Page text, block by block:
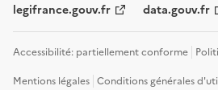
legifrance.gouv.fr data.gouv.fr
Accessibilité: partiellement conforme
Mentions légales Conditions générales